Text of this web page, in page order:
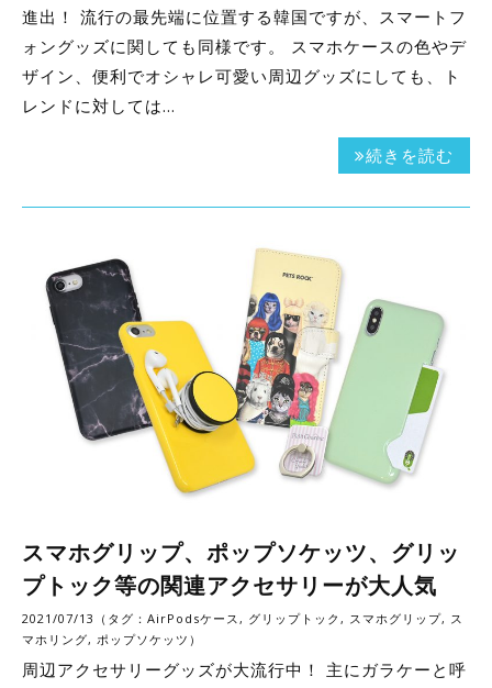
進出！ 流行の最先端に位置する韓国ですが、スマートフ
ォングッズに関しても同様です。 スマホケースの色やデ
ザイン、便利でオシャレ可愛い周辺グッズにしても、ト
レンドに対しては…
続きを読む
スマホグリップ、ポップソケッツ、グリッ
プトック等の関連アクセサリーが大人気
2021/07/13（タグ： AirPodsケース , グリップトック , スマホグリップ, ス
マホリング, ポップソケッツ ）
周辺アクセサリーグッズが大流行中！ 主にガラケーと呼